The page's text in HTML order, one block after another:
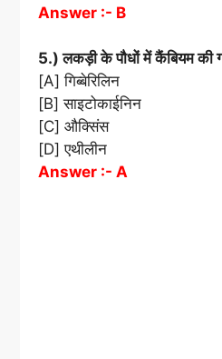
Answer :- B
5.) लकड़ी के पौधों में कैंबियम की
[A] गिब्बेरिलिन
[B] साइटोकाईनिन
[C] औक्सिंस
[D] एथीलीन
Answer :- A